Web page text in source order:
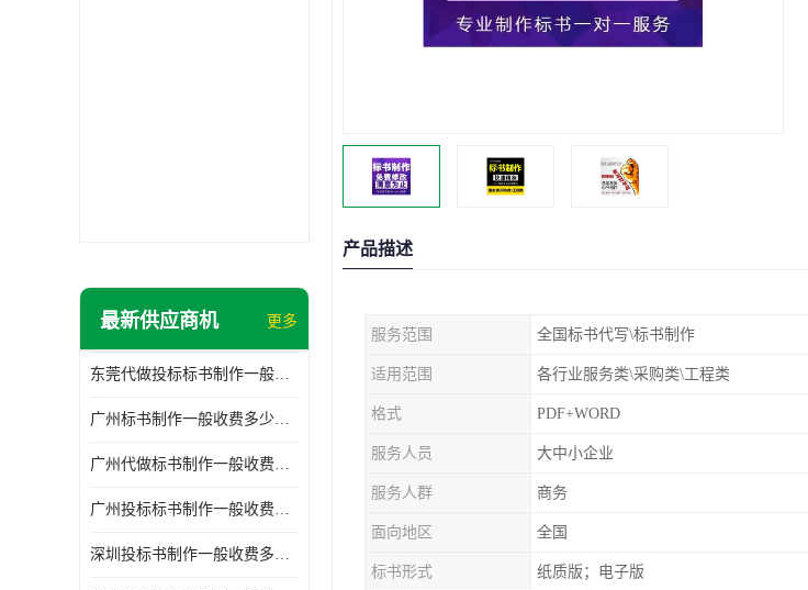
最新供应商机 更多
东莞代做投标标书制作一般收费多少钱 服务好
广州标书制作一般收费多少钱 周期快
广州代做标书制作一般收费多少钱 经验丰富
广州投标标书制作一般收费多少钱 一对一服务
深圳投标书制作一般收费多少钱 代写各类工程
产品描述
服务范围 全国标书代写\标书制作
适用范围 各行业服务类\采购类\工程类
格式 PDF+WORD
服务人员 大中小企业
服务人群 商务
面向地区 全国
标书形式 纸质版；电子版